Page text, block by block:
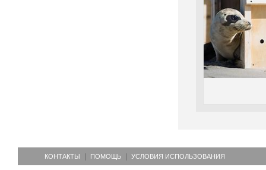
КОНТАКТЫ ПОМОЩЬ УСЛОВИЯ ИСПОЛЬЗОВАНИЯ